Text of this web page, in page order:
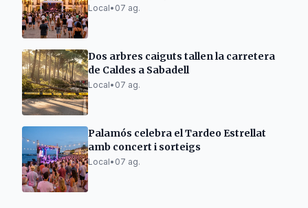
Local• 07 ag.
Dos arbres caiguts tallen la carretera
de Caldes a Sabadell
Local• 07 ag.
Palamós celebra el Tardeo Estrellat
amb concert i sorteigs
Local• 07 ag.